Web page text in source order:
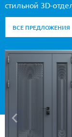
стильной 3D-
ВСЕ ПРЕДЛОЖЕНИЯ